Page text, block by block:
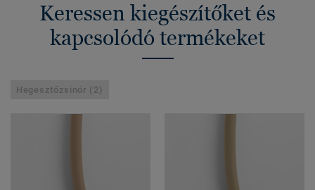
Keressen kiegészítőket és
kapcsolódó termékeket
Hegesztőzsinór (2)